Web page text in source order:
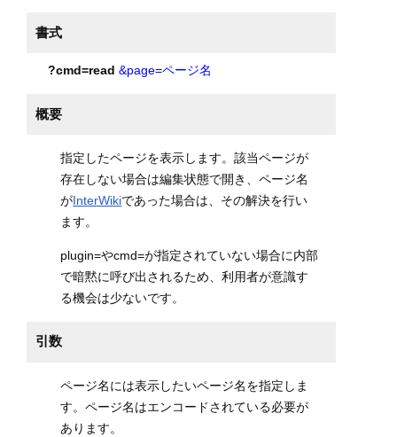
書式
?cmd=read &page=ページ名
概要
指定したページを表示します。該当ページが
存在しない場合は編集状態で開き、ページ名
がInterWikiであった場合は、その解決を行い
ます。
plugin=やcmd=が指定されていない場合に内部
で暗黙に呼び出されるため、利用者が意識す
る機会は少ないです。
引数
ページ名には表示したいページ名を指定しま
す。ページ名はエンコードされている必要が
あります。